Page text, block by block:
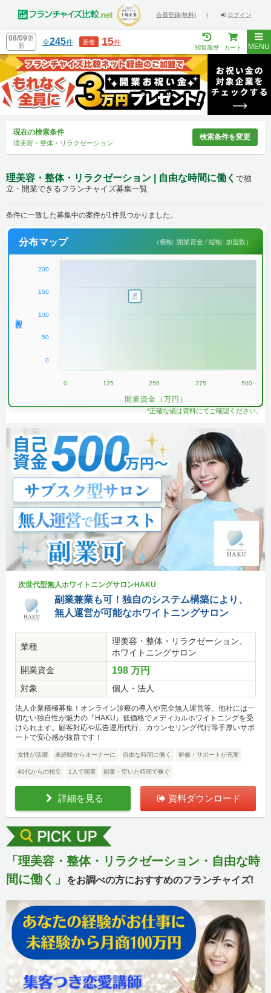
会員登録(無料) | ログイン
08/09更
新
全245件 新着 15件
閲覧履歴 カート MENU
現在の検索条件
理美容・整体・リラクゼーション
検索条件を変更
理美容・整体・リラクゼーション | 自由な時間に働く で独
立・開業できるフランチャイズ募集一覧
条件に一致した募集中の案件が1件見つかりました。
分布マップ （横軸: 開業資金 / 縦軸: 加盟数）
200
150
100
50
0
0 125 250 375 500
開業資金（万円）
*正確な値は資料にてご確認ください。
次世代型無人ホワイトニングサロンHAKU
副業兼業も可！独自のシステム構築により、
無人運営が可能なホワイトニングサロン
業種
理美容・整体・リラクゼーション、
ホワイトニングサロン
開業資金
198 万円
対象 個人・法人
法人企業積極募集！オンライン診療の導入や完全無人運営等、他社には一
切ない独自性が魅力の『HAKU』低価格でメディカルホワイトニングを受
けられます。顧客対応や広告運用代行、カウンセリング代行等手厚いサポ
ートで安心感が抜群です！
女性が活躍 未経験からオーナーに 自由な時間に働く 研修・サポートが充実
40代からの独立 1人で開業 副業・空いた時間で稼ぐ
詳細を見る 資料ダウンロード
「理美容・整体・リラクゼーション・自由な時
間に働く」
をお調べの方におすすめのフランチャイズ!